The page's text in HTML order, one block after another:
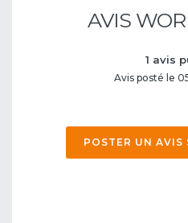
AVIS
1 avis
Avis posté le
POSTER UN AVIS